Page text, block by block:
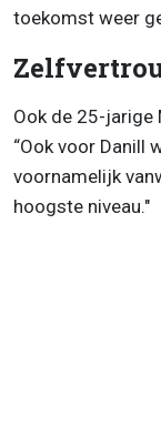
toekomst weer
Ook de 25-jarige
“Ook voor Danill
voornamelijk
hoogste niveau."